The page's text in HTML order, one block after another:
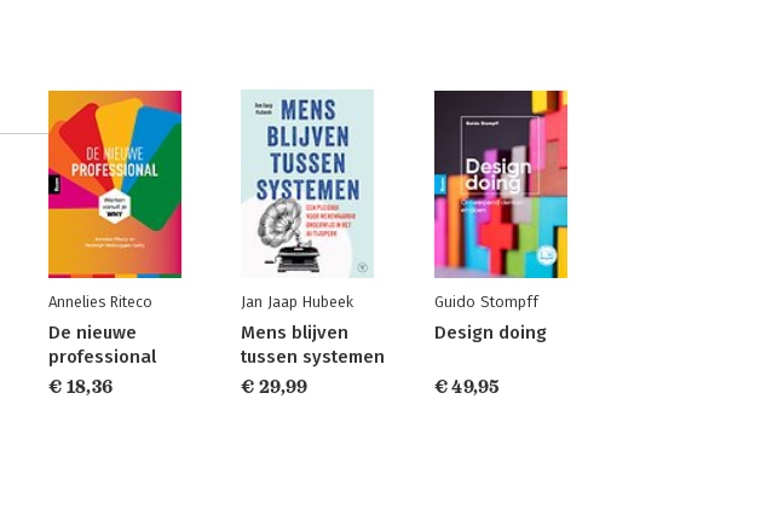
Annelies Riteco
De nieuwe
professional
€ 18,36
Jan Jaap Hubeek
Mens blijven
tussen systemen
€ 29,99
Guido Stompff
Design doing
€ 49,95